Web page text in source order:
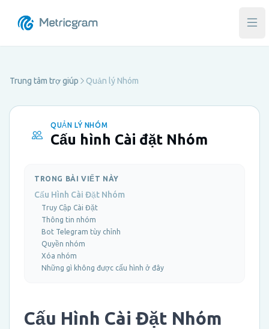
Mở
Trung tâm trợ giúp Quản lý Nhóm
QUẢN LÝ NHÓM
Cấu hình Cài đặt Nhóm
TRONG BÀI VIẾT NÀY
Cấu Hình Cài Đặt Nhóm
Truy Cập Cài Đặt
Thông tin nhóm
Bot Telegram tùy chỉnh
Quyền nhóm
Xóa nhóm
Những gì không được cấu hình ở đây
Cấu Hình Cài Đặt Nhóm